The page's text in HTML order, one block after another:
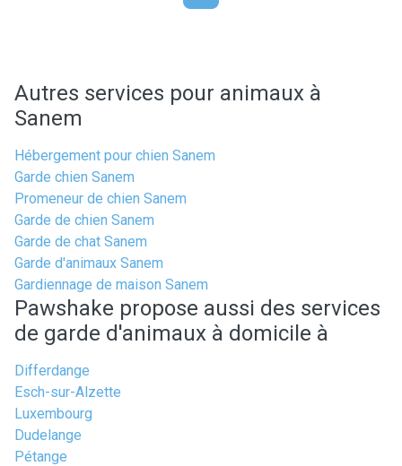
Autres services pour animaux à
Sanem
Hébergement pour chien Sanem
Garde chien Sanem
Promeneur de chien Sanem
Garde de chien Sanem
Garde de chat Sanem
Garde d'animaux Sanem
Gardiennage de maison Sanem
Pawshake propose aussi des services
de garde d'animaux à domicile à
Differdange
Esch-sur-Alzette
Luxembourg
Dudelange
Pétange